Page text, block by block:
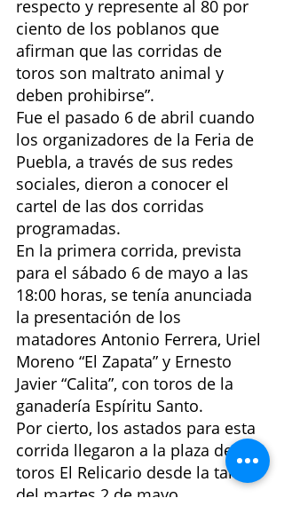
respecto y represente al 80 por
ciento de los poblanos que
afirman que las corridas de
toros son maltrato animal y
deben prohibirse”.
Fue el pasado 6 de abril cuando
los organizadores de la Feria de
Puebla, a través de sus redes
sociales, dieron a conocer el
cartel de las dos corridas
programadas.
En la primera corrida, prevista
para el sábado 6 de mayo a las
18:00 horas, se tenía anunciada
la presentación de los
matadores Antonio Ferrera, Uriel
Moreno “El Zapata” y Ernesto
Javier “Calita”, con toros de la
ganadería Espíritu Santo.
Por cierto, los astados para esta
corrida llegaron a la plaza de
toros El Relicario desde la tarde
del martes 2 de mayo.